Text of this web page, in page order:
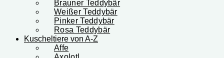
Brauner Teddybär
Weißer Teddybär
Pinker Teddybär
Rosa Teddybär
Kuscheltiere von A-Z
Affe